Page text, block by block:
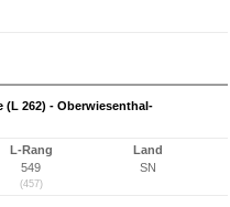
262) - Oberwiesenthal-
L-Rang
549
(457)
Land
SN